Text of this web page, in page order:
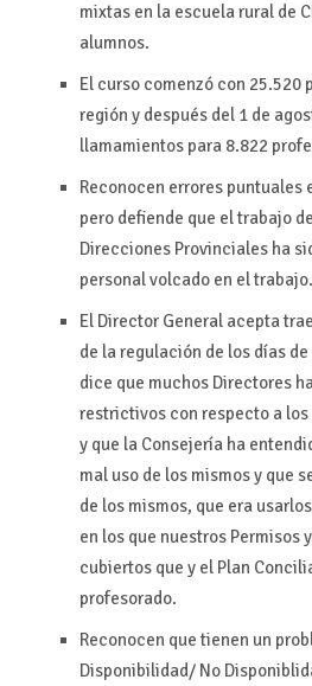
mixtas en la escuela rural de
alumnos.
El curso comenzó con 25.520
región y después del 1 de
llamamientos para 8.822
Reconocen errores puntuales
pero defiende que el trabajo
Direcciones Provinciales ha
personal volcado en el trabajo.
El Director General acepta
de la regulación de los días
dice que muchos Directores
restrictivos con respecto a
y que la Consejería ha
mal uso de los mismos y que
de los mismos, que era
en los que nuestros Permisos
cubiertos que y el Plan
profesorado.
Reconocen que tienen un
Disponibilidad/ No